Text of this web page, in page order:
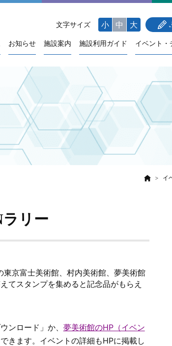
文字サイズ 小 中 大
お知らせ 施設案内 施設利用ガイド イベント・
イ
リー
京富士美術館、村内美術館、夢美術館
てスタンプを集めると記念品がもらえ
ンロード」か、 夢美術館のHP（イベン
きます。イベントの詳細もHPに掲載し